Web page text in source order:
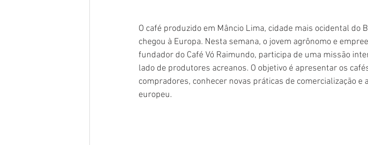
O café produzido em Mâncio Lima, cidade mais ocidental do
chegou à Europa. Nesta semana, o jovem agrônomo e
fundador do Café Vó Raimundo, participa de uma missão
lado de produtores acreanos. O objetivo é apresentar os
compradores, conhecer novas práticas de comercialização
europeu.